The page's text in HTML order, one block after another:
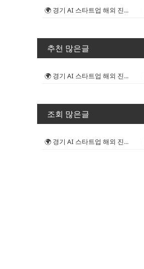
🌍 경기 AI 스타트업 해외 진출 판...
추천 많은글
🌍 경기 AI 스타트업 해외 진출 판...
조회 많은글
🌍 경기 AI 스타트업 해외 진출 판...